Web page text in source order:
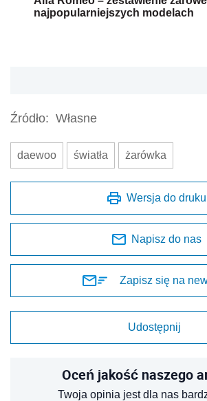
najpopularniejszych modelach
Źródło: Własne
daewoo światła żarówka
Wersja do druku
Napisz do nas
Zapisz się na
Udostępnij
Oceń jakość naszego
Twoja opinia jest dla nas